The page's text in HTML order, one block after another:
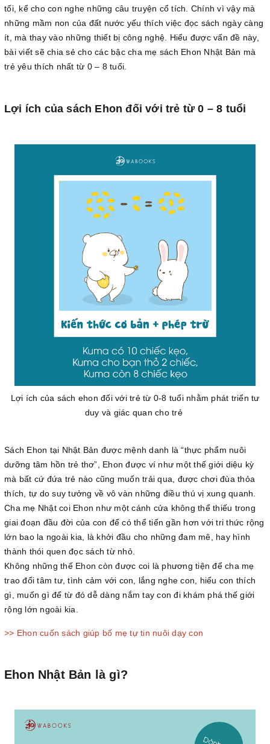
tối, kể cho con nghe những câu truyện cổ tích. Chính vì vậy mà
những mầm non của đất nước yếu thích việc đọc sách ngày càng
ít, mà thay vào những thiết bị công nghệ. Hiểu được vấn đề này,
bài viết sẽ chia sẻ cho các bậc cha mẹ sách Ehon Nhật Bản mà
trẻ yêu thích nhất từ 0 – 8 tuổi.
Lợi ích của sách Ehon đối với trẻ từ 0 – 8 tuổi
Lợi ích của sách ehon đối với trẻ từ 0-8 tuổi nhằm phát triển tư
duy và giác quan cho trẻ
Sách Ehon tại Nhật Bản được mệnh danh là “thực phẩm nuôi
dưỡng tâm hồn trẻ thơ”, Ehon được ví như một thế giới diệu kỳ
mà bất cứ đứa trẻ nào cũng muốn trải qua, được chơi đùa thỏa
thích, tự do suy tưởng về vô vàn những điều thú vị xung quanh.
Cha mẹ Nhật coi Ehon như một cánh cửa không thể thiếu trong
giai đoạn đầu đời của con để có thể tiến gần hơn với tri thức rộng
lớn bao la ngoài kia, là khởi đầu cho những đam mê, hay hình
thành thói quen đọc sách từ nhỏ.
Không những thế Ehon còn được coi là phương tiện để cha mẹ
trao đổi tâm tư, tình cảm với con, lắng nghe con, hiểu con thích
gì, muốn gì để từ đó dễ dàng nắm tay con đi khám phá thế giới
rộng lớn ngoài kia.
>> Ehon cuốn sách giúp bố mẹ tự tin nuôi dạy con
Ehon Nhật Bản là gì?